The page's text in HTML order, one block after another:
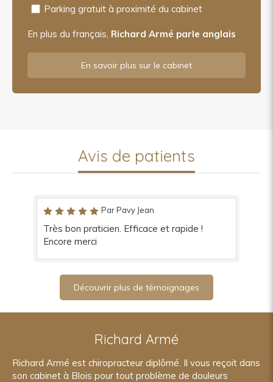
Parking gratuit à proximité du cabinet
En plus du français, Richard Armé parle anglais
En savoir plus sur le cabinet
Avis de patients
Par Pavy Jean
Très bon praticien. Efficace et rapide !
Encore merci
Découvrir plus de témoignages
Richard Armé
Richard Armé est chiropracteur diplômé. Il vous reçoit dans
son cabinet à Blois pour tout problème de douleurs